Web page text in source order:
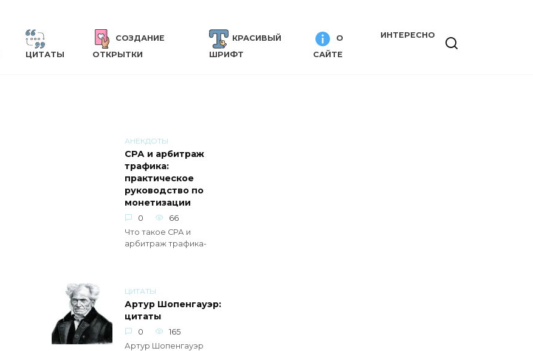
ЦИТАТЫ
СОЗДАНИЕ
ОТКРЫТКИ
КРАСИВЫЙ
ШРИФТ
О
САЙТЕ
ИНТЕРЕСНО
АНЕКДОТЫ
СРА и арбитраж
трафика:
практическое
руководство по
монетизации
0
66
Что такое СРА и
арбитраж трафика-
ЦИТАТЫ
Артур Шопенгауэр:
цитаты
0
165
Артур Шопенгауэр